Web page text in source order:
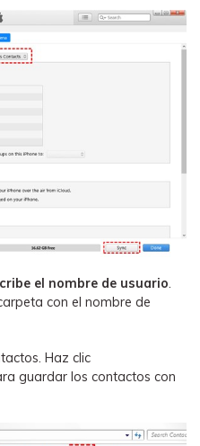
el nombre de usuario.
con el nombre de
Haz clic
guardar los contactos con